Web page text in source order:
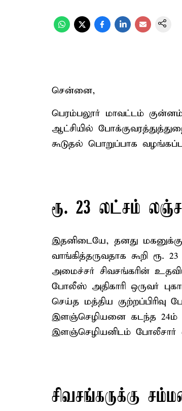
சென்னை,
பெரம்பலூர் மாவட்டம்
ஆட்சியில்
கூடுதல் பொறுப்பாக
ரூ. 23 லட்சம்
இதனிடையே, தனது
வாங்கித்தருவதாக கூறி
அமைச்சர் சிவசங்கரின்
போலீஸ் அதிகாரி ஒருவர்
செய்த மத்திய குற்றப்பிரிவு
இளஞ்செழியனை கடந்த 24ம்
இளஞ்செழியனிடம் போலீசார்
சிவசங்கருக்கு